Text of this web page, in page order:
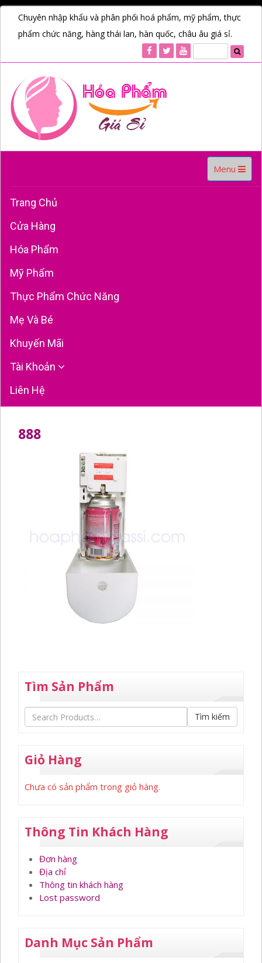
Chuyên nhập khẩu và phân phối hoá phẩm, mỹ phẩm, thực
phẩm chức năng, hàng thái lan, hàn quốc, châu âu giá sỉ.
Toggle
navigation
Menu
Trang Chủ
Cửa Hàng
Hóa Phẩm
Mỹ Phẩm
Thực Phẩm Chức Năng
Mẹ Và Bé
Khuyến Mãi
Tài Khoản
Liên Hệ
888
Tìm Sản Phẩm
Tìm kiếm
Giỏ Hàng
Chưa có sản phẩm trong giỏ hàng.
Thông Tin Khách Hàng
Đơn hàng
Địa chỉ
Thông tin khách hàng
Lost password
Danh Mục Sản Phẩm